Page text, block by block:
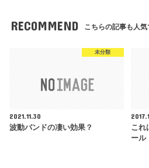
RECOMMEND こちらの記事も人気
未分類
2021.11.30
波動バンドの凄い効果？
これ
ール